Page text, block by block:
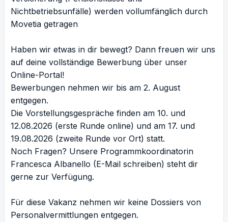
Nichtbetriebsunfälle) werden vollumfänglich durch
Movetia getragen
Haben wir etwas in dir bewegt? Dann freuen wir uns
auf deine vollständige Bewerbung über unser
Online-Portal!
Bewerbungen nehmen wir bis am 2. August
entgegen.
Die Vorstellungsgespräche finden am 10. und
12.08.2026 (erste Runde online) und am 17. und
19.08.2026 (zweite Runde vor Ort) statt.
Noch Fragen? Unsere Programmkoordinatorin
Francesca Albanello (E-Mail schreiben) steht dir
gerne zur Verfügung.
Für diese Vakanz nehmen wir keine Dossiers von
Personalvermittlungen entgegen.